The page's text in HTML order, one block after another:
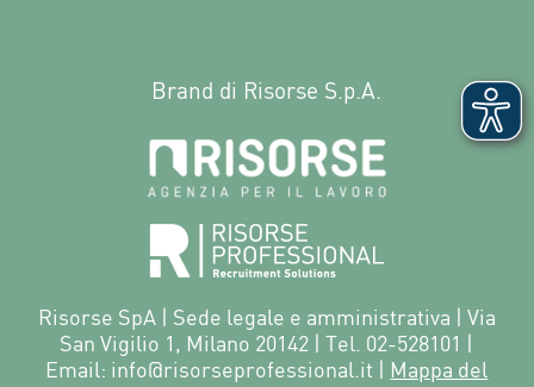
Brand di Risorse S.p.A.
Risorse SpA | Sede legale e amministrativa | Via
San Vigilio 1, Milano 20142 | Tel. 02-528101 |
Email: info@risorseprofessional.it | Mappa del